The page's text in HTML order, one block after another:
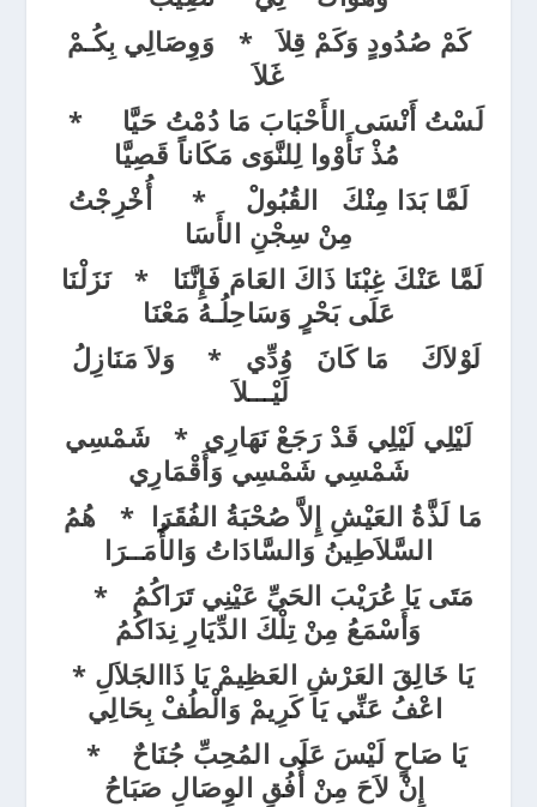
كَمْ صُدُودٍ وَكَمْ قِلاَ *
وَوِصَالِي بِكُـمْ
غَلاَ
لَسْتُ أَنْسَى الأَحْبَابَ مَا دُمْتُ حَيَّا *
مُذْ نَأَوْوا لِلنَّوَى مَكَاناً قَصِيَّا
لَمَّا بَدَا مِنْكَ القُبُولْ * أُخْرِجْتُ
مِنْ سِجْنِ الأَسَا
عَلَى بَحْرٍ وَسَاحِلُـهُ مَعْنَا
لَوْلاَكَ مَا كَانَ وُدِّي * وَلاَ مَنَازِلُ
لَيْـــلاَ
لَيْلِي لَيْلِي قَدْ رَجَعْ نَهَارِي * شَمْسِي
شَمْسِي شَمْسِي وَأَقْمَارِي
مَا لَذَّةُ العَيْشِ إِلاَّ صُحْبَةُ الفُقَرَا *
هُمُ
السَّلاَطِينُ وَالسَّادَاتُ وَالأُمَــرَا
مَتَى يَا عُرَيْبَ الحَيِّ عَيْنِي تَرَاكُمُ *
وَأَسْمَعُ مِنْ تِلْكَ الدِّيَارِ نِدَاكُمُ
يَا خَالِقَ العَرْشِ العَظِيمْ يَا ذَاالجَلاَلِ *
اعْفُ عَنِّي يَا كَرِيمْ وَالْطُفْ بِحَالِي
يَا صَاحٍ لَيْسَ عَلَى المُحِبِّ جُنَاحٌ *
إِنْ لاَحَ مِنْ أُفُقِ الوِصَالِ صَبَاحُ